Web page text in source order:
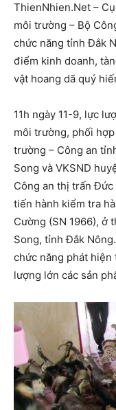
ThienNhien.Net –
môi trường – Bộ
chức năng tỉnh Đắk
điểm kinh doanh,
vật hoang dã quý
11h ngày 11-9, lực
môi trường, phối
trường – Công an
Song và VKSND
Công an thị trấn
tiến hành kiểm tra
Cường (SN 1966), ở
Song, tỉnh Đắk
chức năng phát
lượng lớn các sản